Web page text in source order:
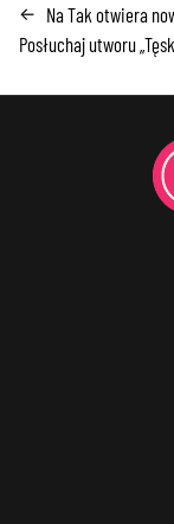
← Na Tak otwiera
Posłuchaj utworu